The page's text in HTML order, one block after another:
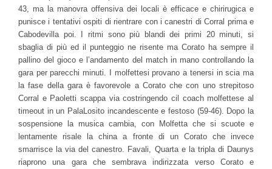
43, ma la manovra offensiva dei locali è efficace e chirirugica e
punisce i tentativi ospiti di rientrare con i canestri di Corral prima e
Cabodevilla poi. I ritmi sono più blandi dei primi 20 minuti, si
sbaglia di più ed il punteggio ne risente ma Corato ha sempre il
pallino del gioco e l’andamento del match in mano controllando la
gara per parecchi minuti. I molfettesi provano a tenersi in scia ma
la fase della gara è favorevole a Corato che con uno strepitoso
Corral e Paoletti scappa via costringendo cil coach molfettese al
timeout in un PalaLosito incandescente e festoso (59-46). Dopo la
sospensione la musica cambia, con Molfetta che si scuote e
lentamente risale la china a fronte di un Corato che invece
smarrisce la via del canestro. Favali, Quarta e la tripla di Daunys
riaprono una gara che sembrava indirizzata verso Corato e